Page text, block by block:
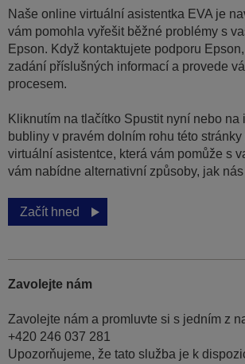
Naše online virtuální asistentka EVA je
vám pomohla vyřešit běžné problémy s
Epson. Když kontaktujete podporu
zadání příslušných informací a provede
procesem.
Kliknutím na tlačítko Spustit nyní nebo na
bubliny v pravém dolním rohu této
virtuální asistentce, která vám pomůže s
vám nabídne alternativní způsoby, jak
Začít hned
Zavolejte nám
Zavolejte nám a promluvte si s jedním z
+420 246 037 281
Upozorňujeme, že tato služba je k